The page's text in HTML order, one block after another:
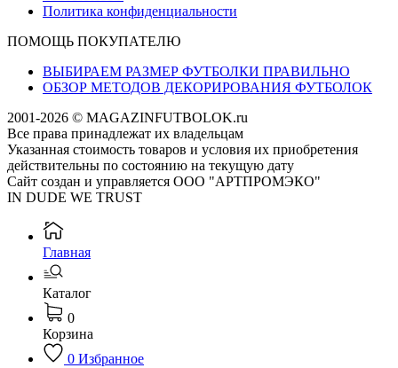
Политика конфиденциальности
ПОМОЩЬ ПОКУПАТЕЛЮ
ВЫБИРАЕМ РАЗМЕР ФУТБОЛКИ ПРАВИЛЬНО
ОБЗОР МЕТОДОВ ДЕКОРИРОВАНИЯ ФУТБОЛОК
2001-2026 © MAGAZINFUTBOLOK.ru
Все права принадлежат их владельцам
Указанная стоимость товаров и условия их приобретения
действительны по состоянию на текущую дату
Сайт создан и управляется ООО "АРТПРОМЭКО"
IN DUDE WE TRUST
Главная
Каталог
0
Корзина
0 Избранное